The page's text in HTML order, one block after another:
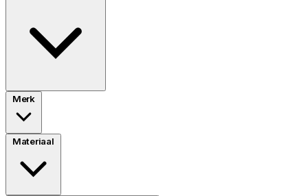
Merk
Materiaal